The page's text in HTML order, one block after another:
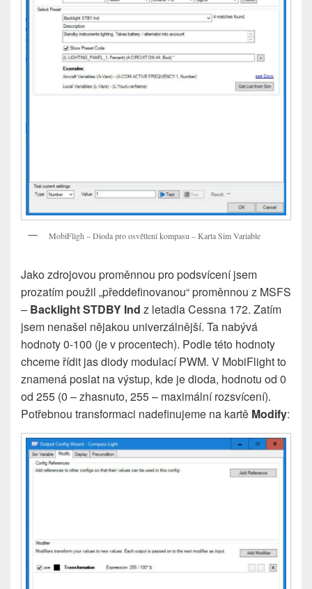
MobiFligh – Dioda pro osvětlení kompasu – Karta Sim Variable
Jako zdrojovou proměnnou pro podsvícení jsem
prozatím použil „předdefinovanou“ proměnnou z MSFS
– Backlight STDBY Ind z letadla Cessna 172. Zatím
jsem nenašel nějakou univerzálnější. Ta nabývá
hodnoty 0-100 (je v procentech). Podle této hodnoty
chceme řídit jas diody modulací PWM. V MobiFlight to
znamená poslat na výstup, kde je dioda, hodnotu od 0
od 255 (0 – zhasnuto, 255 – maximální rozsvícení).
Potřebnou transformaci nadefinujeme na kartě Modify: